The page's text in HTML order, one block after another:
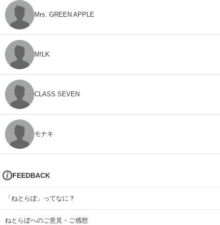
Mrs. GREEN APPLE
M!LK
CLASS SEVEN
モナキ
FEEDBACK
「ねとらぼ」ってなに？
ねとらぼへのご意見・ご感想